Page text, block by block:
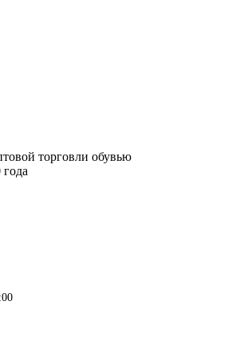
торговли обувью
года